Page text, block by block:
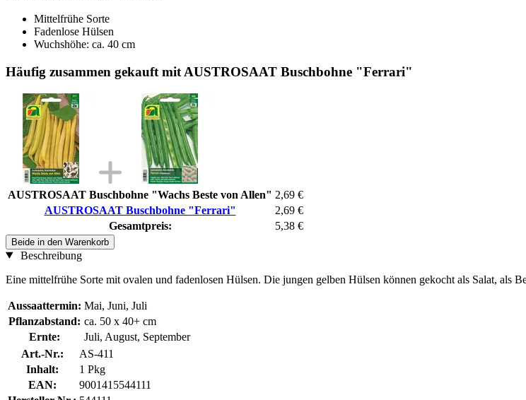
Mittelfrühe Sorte
Fadenlose Hülsen
Wuchshöhe: ca. 40 cm
Häufig zusammen gekauft mit AUSTROSAAT Buschbohne "Ferrari"
AUSTROSAAT Buschbohne "Wachs Beste von Allen" 2,69 €
AUSTROSAAT Buschbohne "Ferrari"
2,69 €
Gesamtpreis:
5,38 €
Beide in den Warenkorb
Beschreibung
Eine mittelfrühe Sorte mit ovalen und fadenlosen Hülsen. Die jungen gelben Hülsen können gekocht als Salat, als
Aussaattermin: Mai, Juni, Juli
Pflanzabstand: ca. 50 x 40+ cm
Ernte:
Juli, August, September
Art.-Nr.:
AS-411
Inhalt:
1 Pkg
EAN:
9001415544111